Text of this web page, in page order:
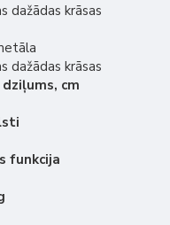
dažādas krāsas
dažādas krāsas
cm
funkcija